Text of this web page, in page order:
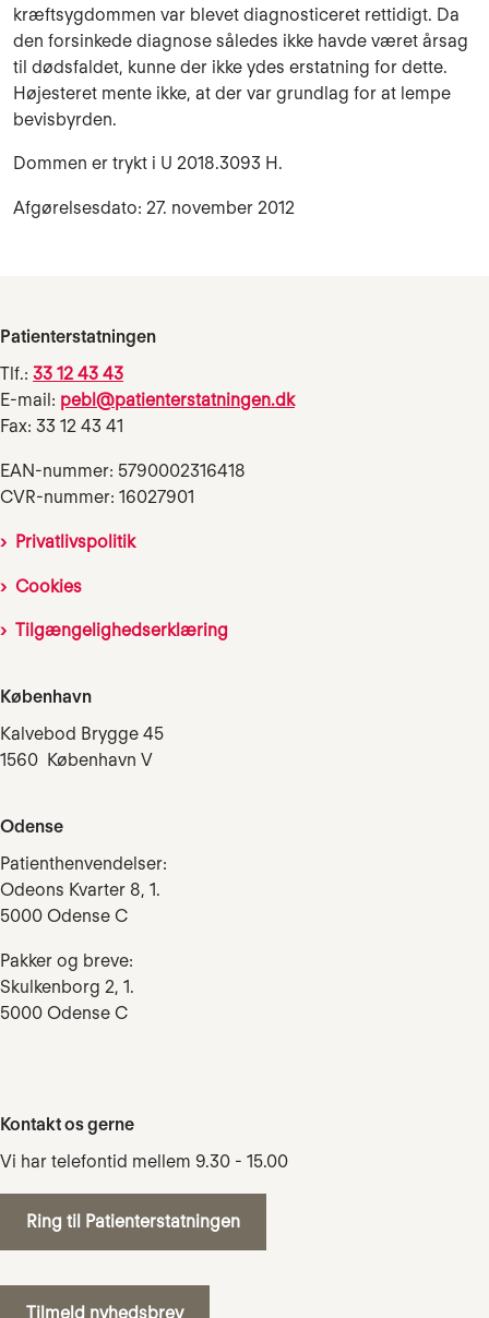
kræftsygdommen var blevet diagnosticeret rettidigt. Da
den forsinkede diagnose således ikke havde været årsag
til dødsfaldet, kunne der ikke ydes erstatning for dette.
Højesteret mente ikke, at der var grundlag for at lempe
bevisbyrden.
Dommen er trykt i U 2018.3093 H.
Afgørelsesdato: 27. november 2012
Patienterstatningen
Tlf.: 33 12 43 43
E-mail: pebl@patienterstatningen.dk
Fax: 33 12 43 41
EAN-nummer: 5790002316418
CVR-nummer: 16027901
Privatlivspolitik
Cookies
Tilgængelighedserklæring
København
Kalvebod Brygge 45
1560 København V
Odense
Patienthenvendelser:
Odeons Kvarter 8, 1.
5000 Odense C
Pakker og breve:
Skulkenborg 2, 1.
5000 Odense C
Kontakt os gerne
Vi har telefontid mellem 9.30 - 15.00
Ring til Patienterstatningen
Tilmeld nyhedsbrev